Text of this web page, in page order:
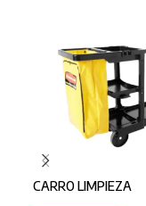
CARRO LIMPIEZA